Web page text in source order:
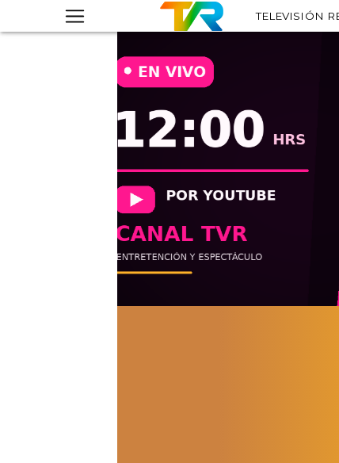
TELEVISIÓN